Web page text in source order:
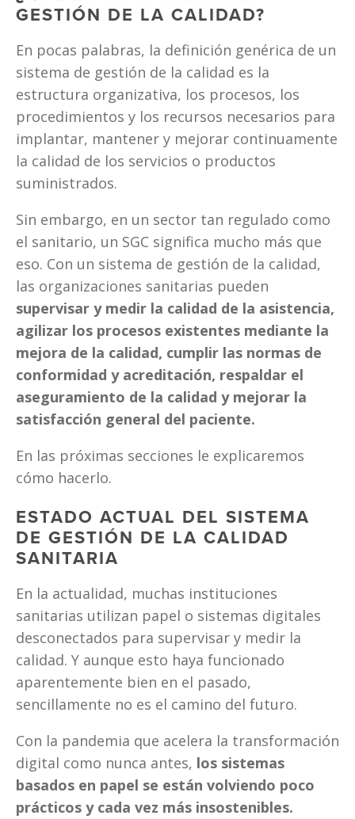
GESTIÓN DE LA CALIDAD?
En pocas palabras, la definición genérica de un
sistema de gestión de la calidad es la
estructura organizativa, los procesos, los
procedimientos y los recursos necesarios para
implantar, mantener y mejorar continuamente
la calidad de los servicios o productos
suministrados.
Sin embargo, en un sector tan regulado como
el sanitario, un SGC significa mucho más que
eso. Con un sistema de gestión de la calidad,
supervisar y medir la calidad de la asistencia,
agilizar los procesos existentes mediante la
mejora de la calidad, cumplir las normas de
conformidad y acreditación, respaldar el
aseguramiento de la calidad y mejorar la
satisfacción general del paciente.
En las próximas secciones le explicaremos
cómo hacerlo.
ESTADO ACTUAL DEL SISTEMA
DE GESTIÓN DE LA CALIDAD
SANITARIA
En la actualidad, muchas instituciones
sanitarias utilizan papel o sistemas digitales
desconectados para supervisar y medir la
calidad. Y aunque esto haya funcionado
aparentemente bien en el pasado,
sencillamente no es el camino del futuro.
Con la pandemia que acelera la transformación
digital como nunca antes, los sistemas
basados en papel se están volviendo poco
prácticos y cada vez más insostenibles.